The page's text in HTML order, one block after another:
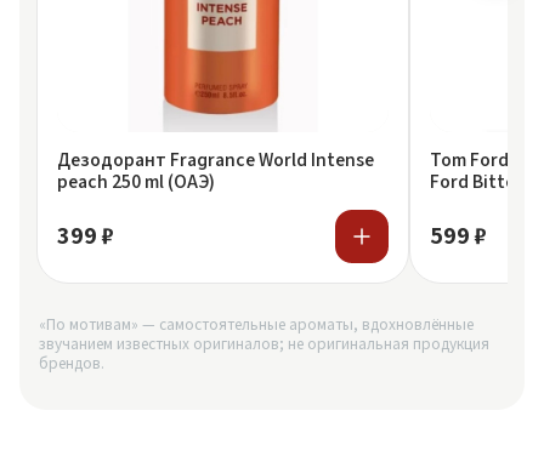
Дезодорант Fragrance World Intense
peach 250 ml (ОАЭ)
399 ₽
Tom Ford
Ford Bitter
599 ₽
«По мотивам» — самостоятельные ароматы, вдохновлённые
звучанием известных оригиналов; не оригинальная продукция
брендов.